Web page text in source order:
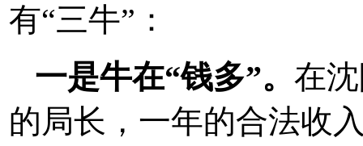
有“三牛”：
一是牛在“钱多”。 在
的局长，一年的合法收